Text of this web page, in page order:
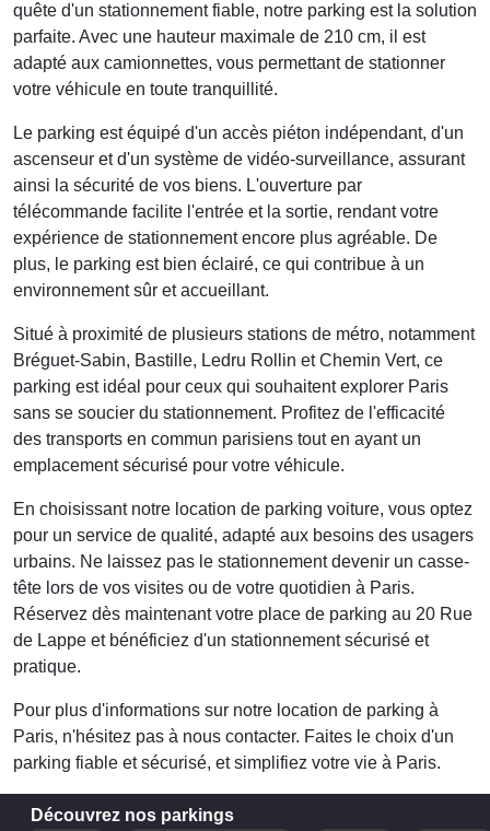
quête d'un stationnement fiable, notre parking est la solution
parfaite. Avec une hauteur maximale de 210 cm, il est
adapté aux camionnettes, vous permettant de stationner
votre véhicule en toute tranquillité.
Le parking est équipé d'un accès piéton indépendant, d'un
ascenseur et d'un système de vidéo-surveillance, assurant
ainsi la sécurité de vos biens. L'ouverture par
télécommande facilite l'entrée et la sortie, rendant votre
expérience de stationnement encore plus agréable. De
plus, le parking est bien éclairé, ce qui contribue à un
environnement sûr et accueillant.
Situé à proximité de plusieurs stations de métro, notamment
Bréguet-Sabin, Bastille, Ledru Rollin etChemin Vert, ce
parking est idéal pour ceux qui souhaitent explorer Paris
sans se soucier du stationnement. Profitez de l'efficacité
des transports en commun parisiens tout en ayant un
emplacement sécurisé pour votre véhicule.
En choisissant notre location de parking voiture, vous optez
pour un service de qualité, adapté aux besoins des usagers
urbains. Ne laissez pas le stationnement devenir un casse-
tête lors de vos visites ou de votre quotidien à Paris.
Réservez dès maintenant votre place de parking au 20 Rue
de Lappe et bénéficiez d'un stationnement sécurisé et
pratique.
Pour plus d'informations sur notre location de parking à
Paris, n'hésitez pas à nous contacter. Faites le choix d'un
parking fiable et sécurisé, et simplifiez votre vie à Paris.
Découvrez nos parkings